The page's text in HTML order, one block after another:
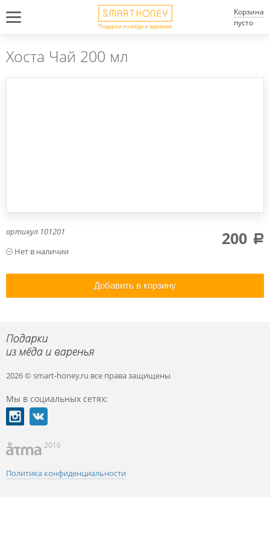
Подарки из мёда и варенья
Корзина
пусто
Хоста Чай 200 мл
артикул 101201 200 a
Добавить в корзину
2026 © smart-honey.ru все права защищены
Мы в социальных сетях:
2016
Политика конфиденциальности